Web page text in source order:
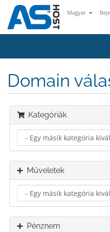
Magyar
Domain
Kategóriák
Műveletek
Pénznem